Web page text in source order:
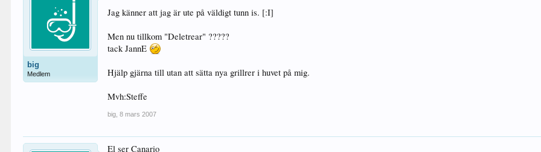
big
Medlem
Jag känner att jag är ute på väldigt tunn is. [:I]
Men nu tillkom "Deletrear" ?????
tack JannE
Hjälp gjärna till utan att sätta nya grillrer i huvet på mig.
Mvh:Steffe
big 8 mars 2007
El ser Canario